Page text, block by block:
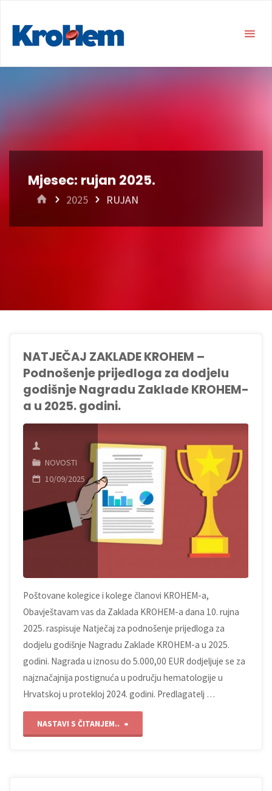
Mjesec: rujan 2025.
HOME
2025 RUJAN
NATJEČAJ ZAKLADE KROHEM –
Podnošenje prijedloga za dodjelu
godišnje Nagradu Zaklade KROHEM-
a u 2025. godini.
NOVOSTI
10/09/2025
Poštovane kolegice i kolege članovi KROHEM-a,
Obavještavam vas da Zaklada KROHEM-a dana 10. rujna
2025. raspisuje Natječaj za podnošenje prijedloga za
dodjelu godišnje Nagradu Zaklade KROHEM-a u 2025.
godini. Nagrada u iznosu do 5.000,00 EUR dodjeljuje se za
najznačajnija postignuća u području hematologije u
Hrvatskoj u protekloj 2024. godini. Predlagatelj …
NASTAVI S ČITANJEM.. "NATJEČAJ